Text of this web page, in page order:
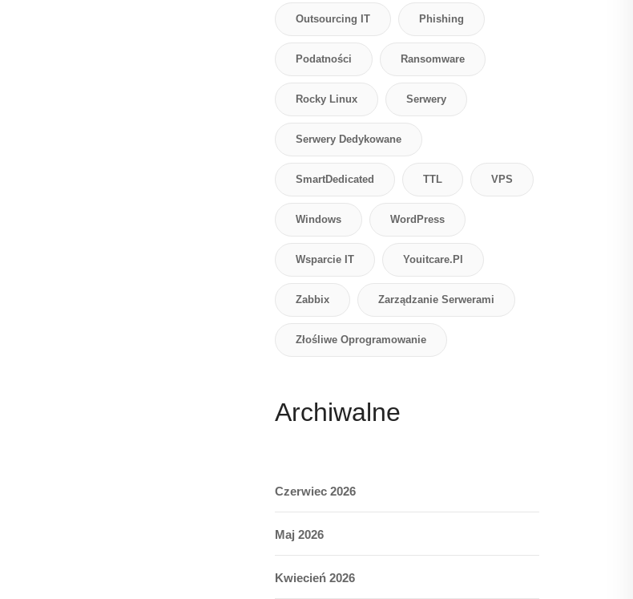
Outsourcing IT Phishing
Podatności Ransomware
Rocky Linux Serwery
Serwery Dedykowane
SmartDedicated TTL VPS
Windows WordPress
Wsparcie IT Youitcare.pl
Zabbix Zarządzanie Serwerami
Złośliwe Oprogramowanie
Archiwalne
Czerwiec 2026
Maj 2026
Kwiecień 2026